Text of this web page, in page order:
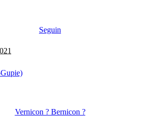
Seguin
Vernicon ? Bernicon ?